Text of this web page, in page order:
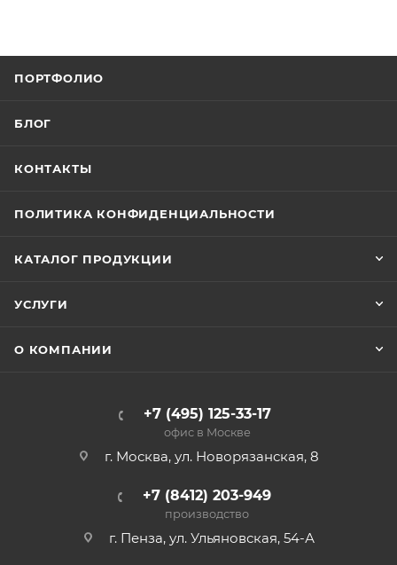
ПОРТФОЛИО
БЛОГ
КОНТАКТЫ
ПОЛИТИКА КОНФИДЕНЦИАЛЬНОСТИ
КАТАЛОГ ПРОДУКЦИИ
УСЛУГИ
О КОМПАНИИ
+7 (495) 125-33-17
офис в Москве
г. Москва, ул. Новорязанская, 8
+7 (8412) 203-949
производство
г. Пенза, ул. Ульяновская, 54-А